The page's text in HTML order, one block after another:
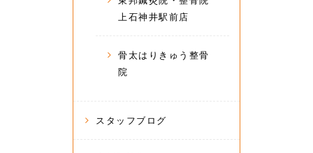
上石神井駅前店
骨太はりきゅう整骨
院
スタッフブログ